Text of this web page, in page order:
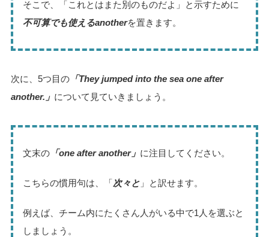
そこで、「これとはまた別のものだよ」と示すために
不可算でも使えるanotherを置きます。
次に、5つ目の「They jumped into the sea one after
another.」 について見ていきましょう。
文末の「one after another」 に注目してください。
こちらの慣用句は、「次々と」と訳せます。
例えば、チーム内にたくさん人がいる中で1人を選ぶと
しましょう。